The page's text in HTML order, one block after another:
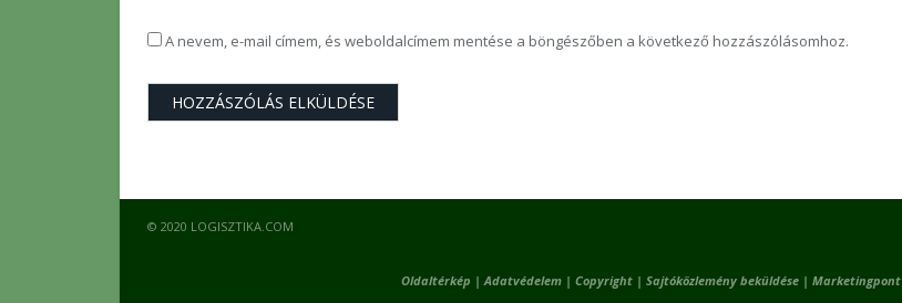
A nevem, e-mail címem, és weboldalcímem mentése a böngészőben a következő hozzászólásomhoz.
© 2020 LOGISZTIKA.COM
Oldaltérkép |Adatvédelem | Copyright | Sajtóközlemény beküldése | Marketingpont